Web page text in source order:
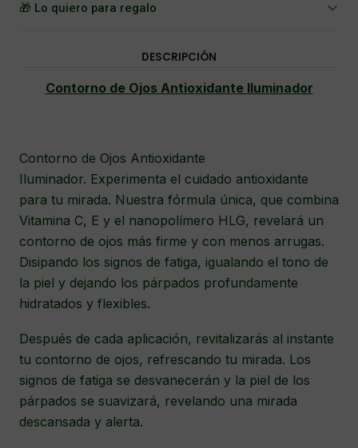
🎁 Lo quiero para regalo
DESCRIPCIÓN
Contorno de Ojos Antioxidante Iluminador
Contorno de Ojos Antioxidante
Iluminador. Experimenta el cuidado antioxidante
para tu mirada. Nuestra fórmula única, que combina
Vitamina C, E y el nanopolímero HLG, revelará un
contorno de ojos más firme y con menos arrugas.
Disipando los signos de fatiga, igualando el tono de
la piel y dejando los párpados profundamente
hidratados y flexibles.
Después de cada aplicación, revitalizarás al instante
tu contorno de ojos, refrescando tu mirada. Los
signos de fatiga se desvanecerán y la piel de los
párpados se suavizará, revelando una mirada
descansada y alerta.